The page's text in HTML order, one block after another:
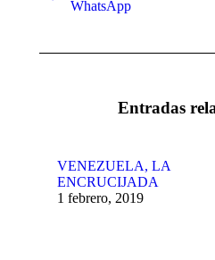
anterior:
WhatsApp
Entradas
VENEZUELA, LA
ENCRUCIJADA
1 febrero, 2019